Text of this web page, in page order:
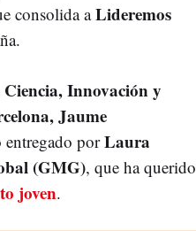
consolida aLideremos
Ciencia, Innovación y
Jaume
entregado porLaura
(GMG), que ha querido
joven.